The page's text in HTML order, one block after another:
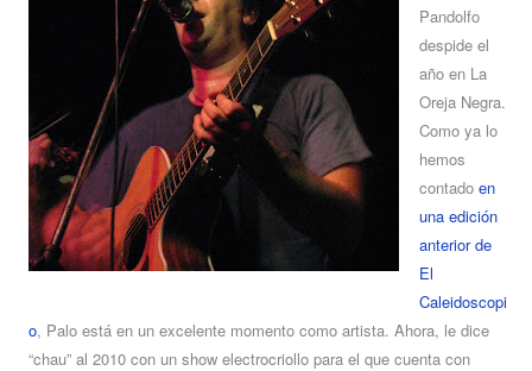
Pandolfo
despide el
año en La
Oreja Negra.
Como ya lo
hemos
contado en
una edición
anterior de
El
Caleidoscopi
o, Palo está en un excelente momento como artista. Ahora, le dice
“chau” al 2010 con un show electrocriollo para el que cuenta con